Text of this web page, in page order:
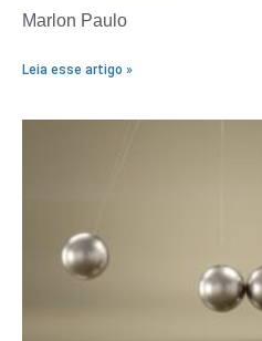
Marlon Paulo
Leia esse artigo »